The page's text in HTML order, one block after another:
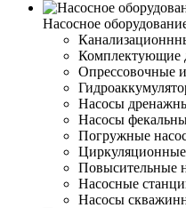
Насосное
Комплектующие
Опрессовочные
Насосы
Насосы
Погружные
Повысительные
Насосные
Насосы